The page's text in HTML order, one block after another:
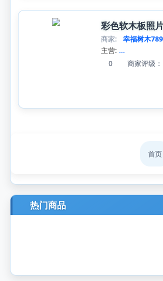
彩色软木板照
商家:
幸福树木789
主营: ...
0
商家评级：
首页
热门商品